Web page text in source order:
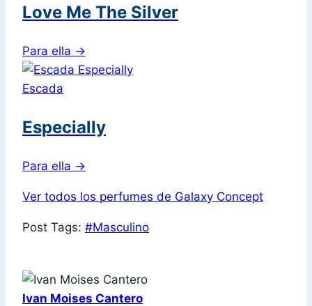
Love Me The Silver
Para ella →
Escada
Especially
Para ella →
Ver todos los perfumes de Galaxy Concept
Post Tags: #Masculino
Ivan Moises Cantero